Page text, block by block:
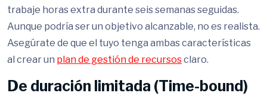
trabaje horas extra durante seis semanas seguidas.
Aunque podría ser un objetivo alcanzable, no es realista.
Asegúrate de que el tuyo tenga ambas características
al crear un plan de gestión de recursosclaro.
De duración limitada (Time-bound)